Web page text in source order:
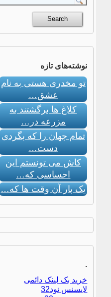
نوشته‌های تازه
تو مخدری هستی به نام
عشق…
کلاغ ها برگشتند به
مزرعه در…
تمام جهان را که بگردی
دست…
کاش می تونستم این
احساسی که…
یک بار آن وقت ها که…
.
خرید بک لینک دائمی
لایسنس نود32